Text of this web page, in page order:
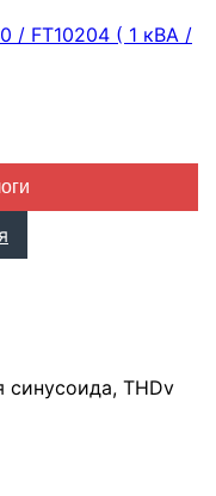
FT10204 ( 1 кВА /
синусоида, THDv